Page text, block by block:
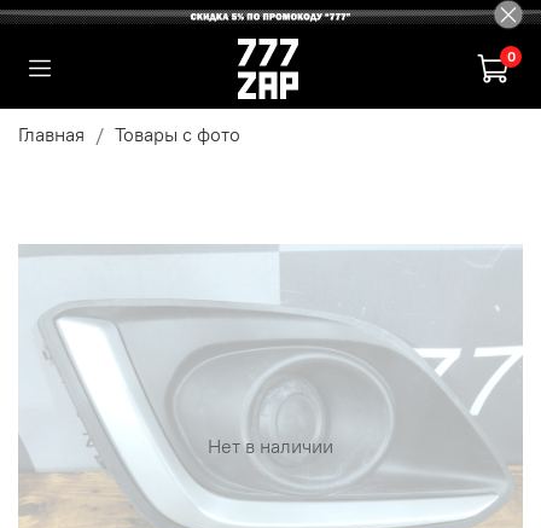
0
Главная Товары с фото
Нет в наличии